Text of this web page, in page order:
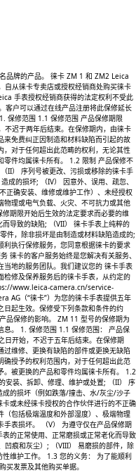
品牌的产品。 徕卡 ZM 1 和 ZM2 Leica
自从徕卡专卖店或授权经销商处购买徕卡
手表授权经销商获得的法定权利不受此
户可以通过在线产品注册将此保修延长
保修范围 1.1 保修范围 产品保修期限
不迟于两年后结束。在保修期内，由徕卡
来免费纠正因制造和材料缺陷而引起的故
对于任何超出此范畴的权利，无论其性
零件均属徕卡所有。 1.2 限制 产品保修不
II） 序列号被更改、污损或移除的徕卡手
成的损坏; （IV） 因意外、误用、疏忽、
正确安装、维修或维护工作）、未经授权
理或电气负载、火灾、不可抗力或其他
期限开始后生效的法定要求而必要的维
导致的缺陷; （VII） 徕卡手表上纯粹的
件，除非损坏是由制造或材料缺陷造成的;
利执行保修服务，您同意根据徕卡的要求
徕卡的客户服务始终是您解决有关服务、
地的服务团队。我们建议您的 徕卡手表
修及保养服务后的徕卡手表，从约定的
www.leica-camera.cn/service-
（“徕卡”）为您的徕卡手表提供五年
起生效。保修受下列条款和条件的约
品保修的影响。 ZM 11 型号的保修期为
息。 1. 保修范围 1.1 保修范围： 产品保
日开始，不迟于五年后结束。在保修期
维修、更换有缺陷的部件或更换无缺陷
授予的权利范围内，对于任何超出此范
。被更换的产品和零件均属徕卡所有。 1.2
安装、拆卸、修理、维护或处置; （II） 序
的损坏（例如跌落/撞击、水/灰尘/沙子
或未经徕卡授权的合作伙伴进行的不正确
包括极端温度和外部湿度）、极端物理
表损坏。 （V） 为遵守仅在产品保修期
的正常使用、正常磨损或正常老化而导致
凹痕和灰尘）; （VIII） 易磨损的部件，除
维护工作。 1.3 您的义务： 为了能顺利
买发票及其他购买单据。